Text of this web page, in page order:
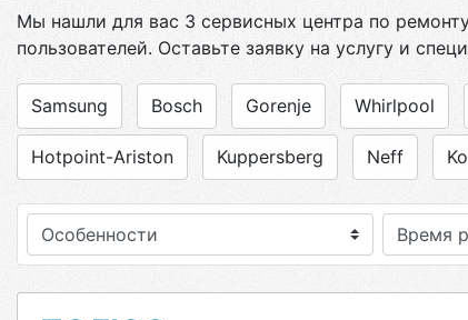
Мы нашли для вас 3 сервисных центра по
пользователей. Оставьте заявку на услугу и
Samsung Bosch Gorenje Whirlpool
Hotpoint-Ariston Kuppersberg Neff
Особенности